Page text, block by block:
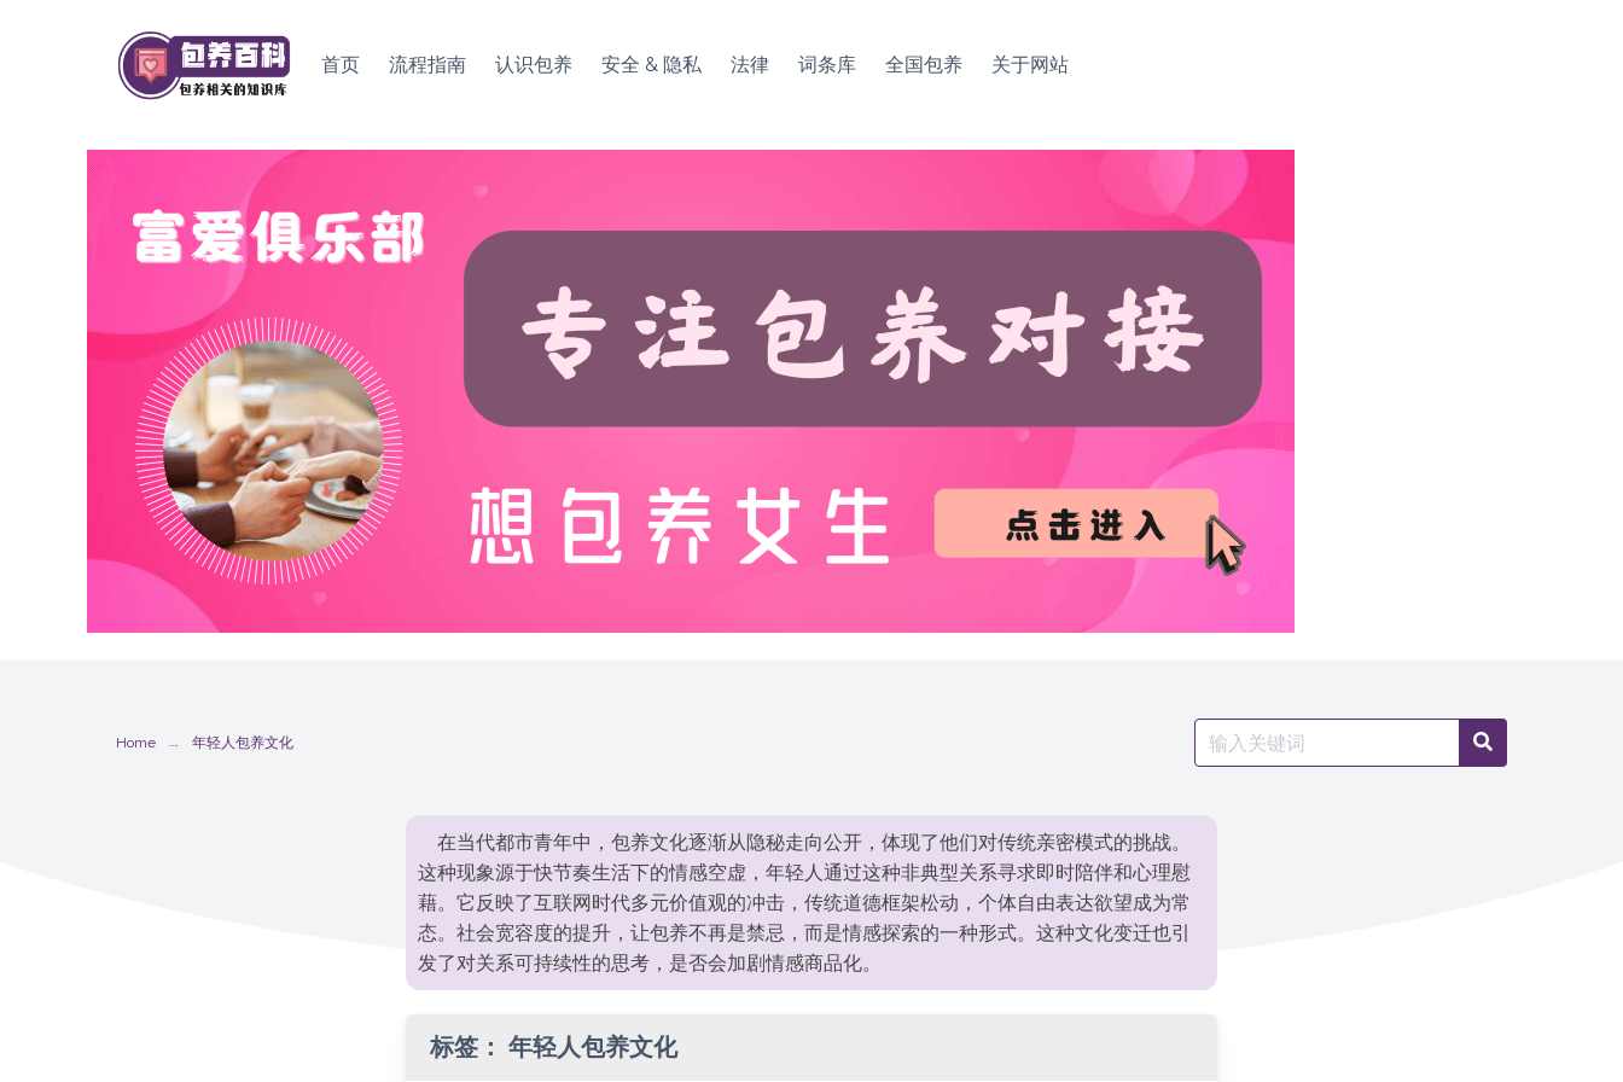
首页 流程指南 认识包养 安全 & 隐私 法律 词条库 全国包养 关于网站
Home 年轻人包养文化
Search
for:
Search
在当代都市青年中，包养文化逐渐从隐秘走向公开，体现了他们对传统亲密模式的挑战。
这种现象源于快节奏生活下的情感空虚，年轻人通过这种非典型关系寻求即时陪伴和心理慰
藉。它反映了互联网时代多元价值观的冲击，传统道德框架松动，个体自由表达欲望成为常
态。社会宽容度的提升，让包养不再是禁忌，而是情感探索的一种形式。这种文化变迁也引
发了对关系可持续性的思考，是否会加剧情感商品化。
标签： 年轻人包养文化